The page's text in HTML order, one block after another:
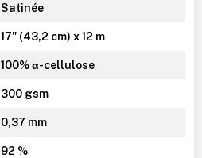
Satinée
17" (43,2 cm) x 12 m
100% α-cellulose
300 gsm
0,37 mm
92 %